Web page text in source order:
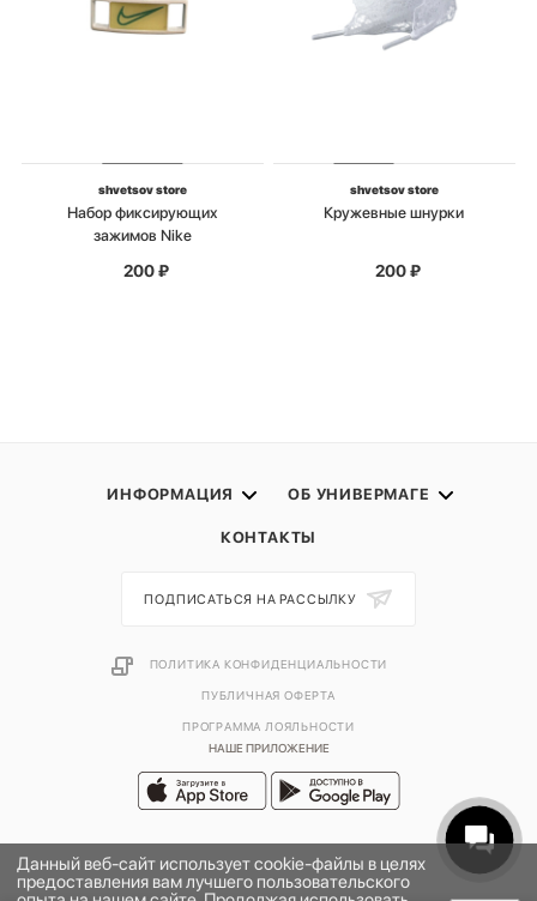
shvetsov store
Набор фиксирующих
зажимов Nike
200₽
shvetsov store
Кружевные шнурки
200₽
ИНФОРМАЦИЯ ОБ УНИВЕРМАГЕ
КОНТАКТЫ
НАШЕ ПРИЛОЖЕНИЕ
ПОДПИСАТЬСЯ НА РАССЫЛКУ
ПОЛИТИКА КОНФИДЕНЦИАЛЬНОСТИ
ПУБЛИЧНАЯ ОФЕРТА
ПРОГРАММА ЛОЯЛЬНОСТИ
Данный веб-сайт использует cookie-файлы в целях
предоставления вам лучшего пользовательского